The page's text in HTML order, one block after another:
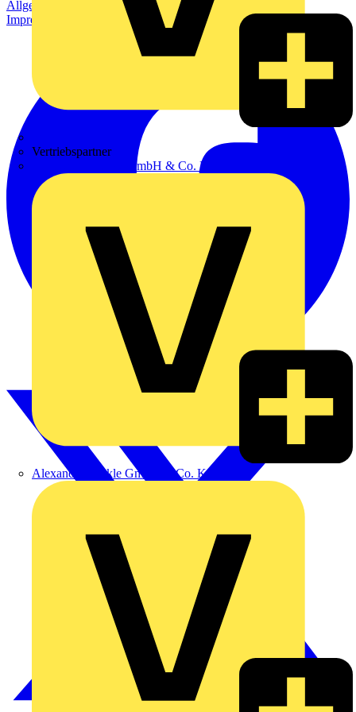
Vertriebspartner
Adalbert Zajadacz GmbH & Co. KG
Alexander Bürkle GmbH & Co. KG
Allgemeine Geschäftsbedingungen
Datenschutzerklärung
Impressum